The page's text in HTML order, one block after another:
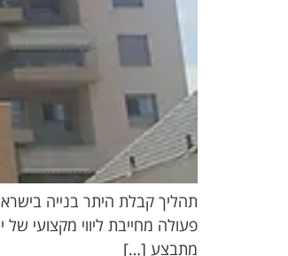
תהליך קבלת היתר בנייה
פעולה מחייבת ליווי מקצועי
מתבצע […]